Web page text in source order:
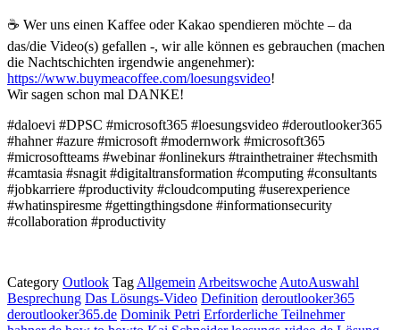
☕ Wer uns einen Kaffee oder Kakao spendieren möchte – da
das/die Video(s) gefallen -, wir alle können es gebrauchen (machen
die Nachtschichten irgendwie angenehmer):
https://www.buymeacoffee.com/loesungsvideo!
Wir sagen schon mal DANKE!
#daloevi #DPSC #microsoft365 #loesungsvideo #deroutlooker365
#hahner #azure #microsoft #modernwork #microsoft365
#microsoftteams #webinar #onlinekurs #trainthetrainer #techsmith
#camtasia #snagit #digitaltransformation #computing #consultants
#jobkarriere #productivity #cloudcomputing #userexperience
#whatinspiresme #gettingthingsdone #informationsecurity
#collaboration #productivity
Category Outlook Tag Allgemein Arbeitswoche AutoAuswahl
Besprechung Das Lösungs-Video Definition deroutlooker365
deroutlooker365.de Dominik Petri Erforderliche Teilnehmer